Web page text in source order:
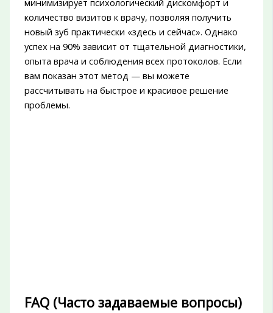
минимизирует психологический дискомфорт и
количество визитов к врачу, позволяя получить
новый зуб практически «здесь и сейчас». Однако
успех на 90% зависит от тщательной диагностики,
опыта врача и соблюдения всех протоколов. Если
вам показан этот метод — вы можете
рассчитывать на быстрое и красивое решение
проблемы.
FAQ (Часто задаваемые вопросы)